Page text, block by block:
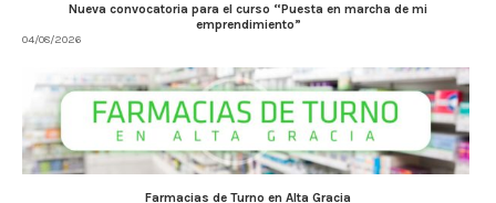
Nueva convocatoria para el curso “Puesta en marcha de mi
emprendimiento”
04/08/2026
Farmacias de Turno en Alta Gracia